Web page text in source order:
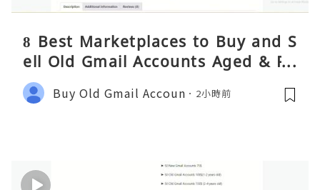
8 Best Marketplaces to Buy and S
ell Old Gmail Accounts Aged & PV
A Safely (Any Country) – 2026 Gui
de
Buy Old Gmail Accoun 2小時前